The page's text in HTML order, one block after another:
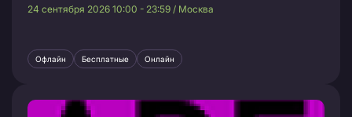
24 сентября 2026 10:00 - 23:59 / Москва
Офлайн Бесплатные Онлайн